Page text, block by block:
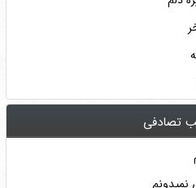
تصادفی
نمیدونم